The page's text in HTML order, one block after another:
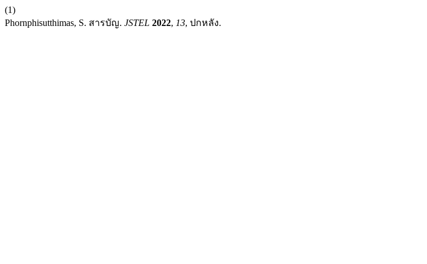
(1)
Phornphisutthimas, S. สารบัญ. JSTEL 2022, 13, ปกหลัง.